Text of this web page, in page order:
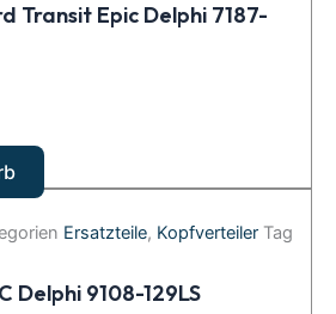
Transit Epic Delphi 7187-
Ersatzteile, Kopfverteiler Tag
Delphi 9108-129LS